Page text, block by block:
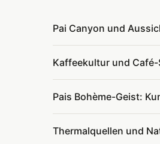
Pai Canyon und
Kaffeekultur und
Pais Bohème-Geist:
Thermalquellen und